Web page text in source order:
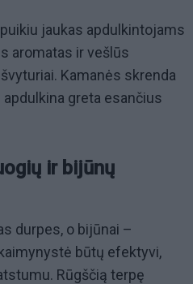
jaukas apdulkintojams
aromatas ir vešlūs
Kamanės skrenda
greta esančius
ir bijūnų
durpes, o bijūnai –
būtų efektyvi,
Rūgščią terpę